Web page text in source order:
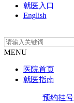
就医入口
English
MENU
医院首页
就医指南
预约挂号